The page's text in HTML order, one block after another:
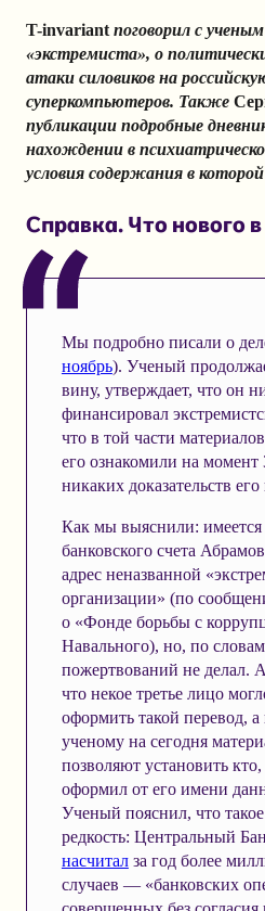
T-invariant поговорил с
«экстремиста», о
атаки силовиков на
суперкомпьютеров. Также
публикации подробные
нахождении в
условия содержания в
Справка. Что нового
Мы подробно писали о
ноябрь). Ученый
вину, утверждает, что он
финансировал
что в той части
его ознакомили на момент
никаких доказательств
Как мы выяснили: имеется
банковского счета
адрес неназванной
организации» (по
о «Фонде борьбы с
Навального), но, по
пожертвований не делал.
что некое третье лицо
оформить такой перевод,
ученому на сегодня
позволяют установить кто,
оформил от его имени
Ученый пояснил, что такое
редкость: Центральный
насчиталза год более
случаев — «банковских